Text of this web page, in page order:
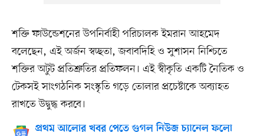
শক্তি ফাউন্ডেশনের উপনির্বাহী পরিচালক ইমরান আহমেদ
বলেছেন, এই অর্জন স্বচ্ছতা, জবাবদিহি ও সুশাসন নিশ্চিতে
শক্তির অটুট প্রতিশ্রুতির প্রতিফলন। এই স্বীকৃতি একটি নৈতিক ও
টেকসই সাংগঠনিক সংস্কৃতি গড়ে তোলার প্রচেষ্টাকে অব্যাহত
রাখতে উদ্বুদ্ধ করবে।
প্রথম আলোর খবর পেতে গুগল নিউজ চ্যানেল ফলো